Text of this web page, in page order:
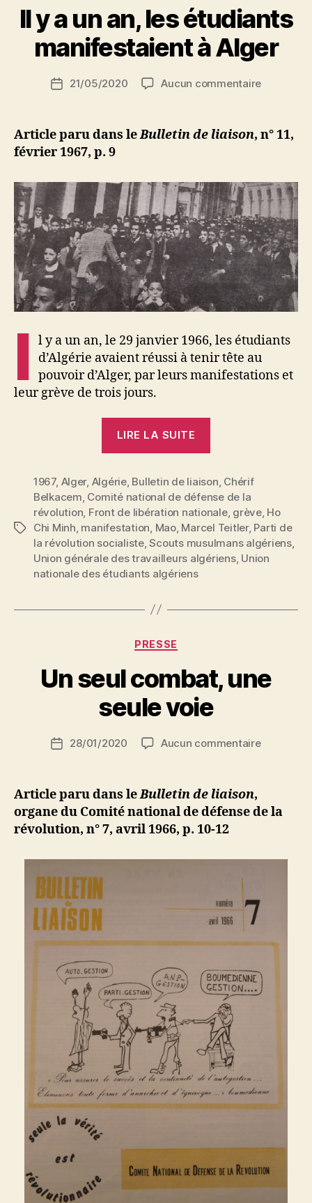
Il y a un an, les étudiants
manifestaient à Alger
a
r
S
N
ji
Date21/05/2020 Aucun commentairesur
a
étudiants
à
Alger
Article paru dans leBulletin de liaison, n° 11,
février 1967, p. 9
I l y a un an, le 29 janvier 1966, les étudiants
d’Algérie avaient réussi à tenir tête au
pouvoir d’Alger, par leurs manifestations et
leur grève de trois jours.
LIRE LA SUITE
un
an,
les
étudiants
manifestaient
Étiquettes
1967, Alger, Algérie, Bulletin de liaison, Chérif
Belkacem, Comité national de défense de la
révolution, Front de libération nationale, grève, Ho
Chi Minh, manifestation, Mao, Marcel Teitler, Parti de
la révolution socialiste,Scouts musulmans algériens,
Union générale des travailleurs algériens, Union
nationale des étudiants algériens
Catégories
PRESSE
Un seul combat, une
seule voie
P
a
S
N
ji
b
Date28/01/2020 Aucun commentairesur
une
seule
Article paru dans leBulletin de liaison,
organe du Comité national de défense de la
révolution, n° 7, avril 1966, p. 10-12